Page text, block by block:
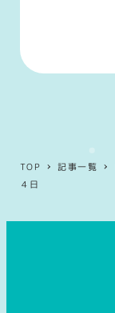
TOP 記事一覧
４日